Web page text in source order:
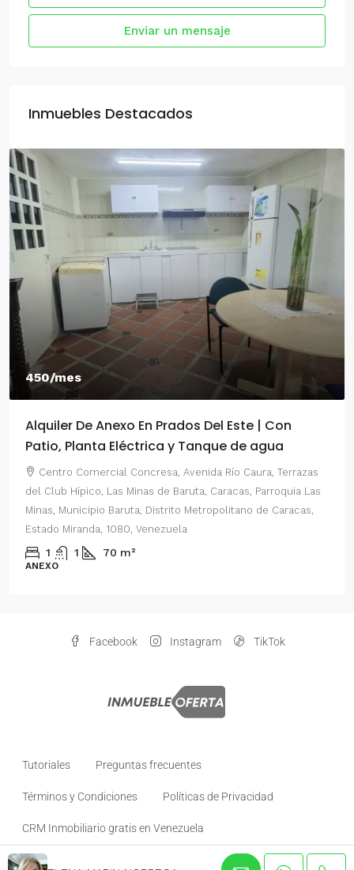
Enviar un mensaje
Inmuebles Destacados
Prados Del Este | Con
y Tanque de agua
Avenida Río Caura, Terrazas
de Baruta, Caracas, Parroquia Las
Metropolitano de Caracas,
550/mes
Alquiler De Anexo En
2 Habitaciones
Centro Comercial
del Este, Prados del Este,
Parroquia Nuestra Señora
Facebook Instagram TikTok
Tutoriales Preguntas frecuentes
Términos y Condiciones Políticas de Privacidad
CRM Inmobiliario gratis en Venezuela